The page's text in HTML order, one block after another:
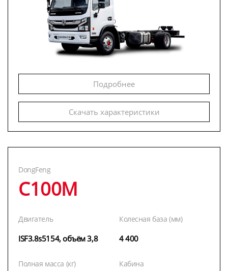
Подробнее
Скачать характеристики
DongFeng
C100M
Двигатель
ISF3.8s5154, объём 3,8
Колесная база (мм)
4 400
Полная масса (кг) Кабина